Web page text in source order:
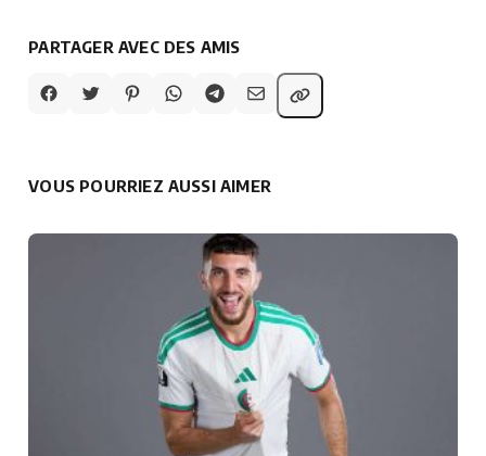
PARTAGER AVEC DES AMIS
VOUS POURRIEZ AUSSI AIMER